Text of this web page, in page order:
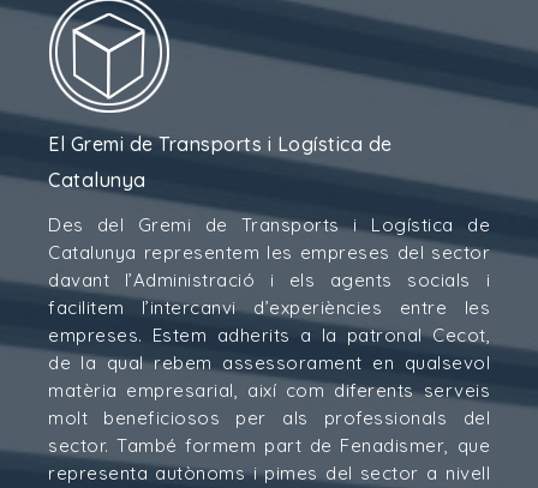
El Gremi de Transports i Logística de
Catalunya
Des del Gremi de Transports i Logística de
Catalunya representem les empreses del sector
davant l’Administració i els agents socials i
facilitem l’intercanvi d’experiències entre les
empreses. Estem adherits a la patronal Cecot,
de la qual rebem assessorament en qualsevol
matèria empresarial, així com diferents serveis
molt beneficiosos per als professionals del
sector. També formem part de Fenadismer, que
representa autònoms i pimes del sector a nivell